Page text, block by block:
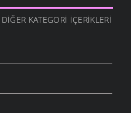
DIĞER KATEGORI İÇERIKLERI